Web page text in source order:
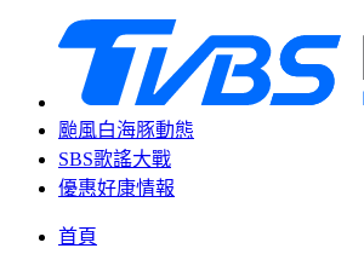
颱風白海豚動態
SBS歌謠大戰
優惠好康情報
首頁